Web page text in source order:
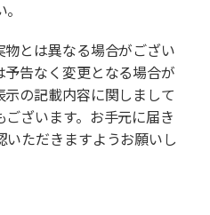
とは異なる場合がござい
告なく変更となる場合が
示の記載内容に関しまして
ざいます。お手元に届き
いただきますようお願いし